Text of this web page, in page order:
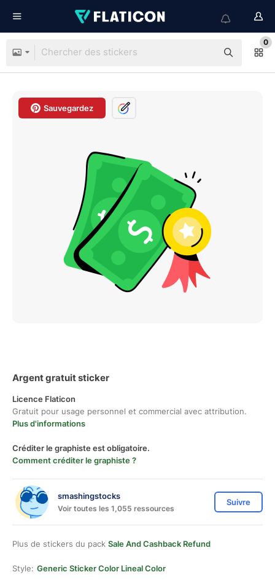
0
Sauvegardez
Argent gratuit sticker
Licence Flaticon
Gratuit pour usage personnel et commercial avec attribution.
Plus d'informations
Créditer le graphiste est obligatoire.
Comment créditer le graphiste ?
smashingstocks
Voir toutes les 1,055 ressources
Suivre
Plus de stickers du pack Sale And Cashback Refund
Style: Generic Sticker Color Lineal Color